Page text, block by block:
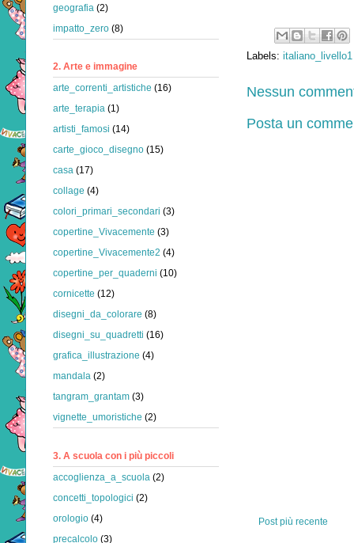
Labels: italiano_livello1
Nessun
Posta un
Post più recente
geografia (2)
impatto_zero (8)
2. Arte e immagine
arte_correnti_artistiche (16)
arte_terapia (1)
artisti_famosi (14)
carte_gioco_disegno (15)
casa (17)
collage (4)
colori_primari_secondari (3)
copertine_Vivacemente (3)
copertine_Vivacemente2 (4)
copertine_per_quaderni (10)
cornicette (12)
disegni_da_colorare (8)
disegni_su_quadretti (16)
grafica_illustrazione (4)
mandala (2)
tangram_grantam (3)
vignette_umoristiche (2)
3. A scuola con i più piccoli
accoglienza_a_scuola (2)
concetti_topologici (2)
orologio (4)
precalcolo (3)